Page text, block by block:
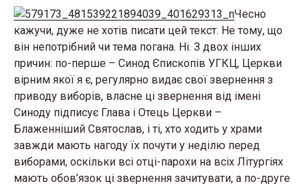
Чесно
кажучи, дуже не хотів писати цей текст. Не тому, що
він непотрібний чи тема погана. Ні. З двох інших
причин: по-перше – Синод Єпископів УГКЦ, Церкви
вірним якої я є, регулярно видає свої звернення з
приводу виборів, власне ці звернення від імені
Синоду підписує Глава і Отець Церкви –
Блаженніший Святослав, і ті, хто ходить у храми
завжди мають нагоду їх почути у неділю перед
виборами, оскільки всі отці-парохи на всіх Літургіях
мають обов’язок ці звернення зачитувати, а по-друге